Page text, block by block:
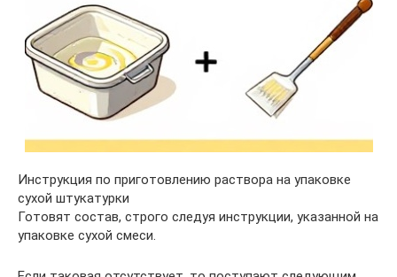
Инструкция по приготовлению раствора на упаковке
сухой штукатурки
Готовят состав, строго следуя инструкции, указанной на
упаковке сухой смеси.